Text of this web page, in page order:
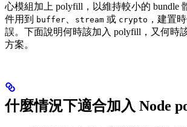
心模組加上 polyfill，以維持較小的 bundle
件用到
buffer stream 或 crypto ，建置
誤。下面說明何時該加入 polyfill，又何時
方案。
什麼情況下適合加入 Node